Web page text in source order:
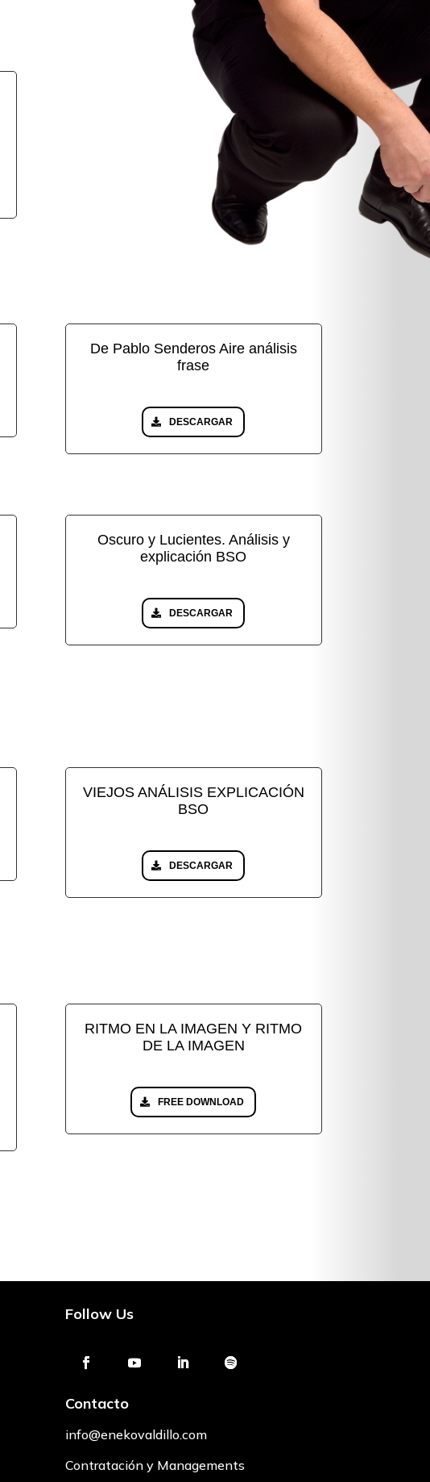
De Pablo Senderos Aire análisis
frase
DESCARGAR
Oscuro y Lucientes. Análisis y
explicación BSO
DESCARGAR
VIEJOS ANÁLISIS EXPLICACIÓN
BSO
DESCARGAR
RITMO EN LA IMAGEN Y RITMO
DE LA IMAGEN
FREE DOWNLOAD
Follow Us
Contacto
info@enekovaldillo.com
Contratación y Managements